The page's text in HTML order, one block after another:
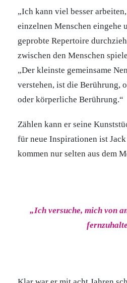
„Ich kann viel besser
einzelnen Menschen eingehe
geprobte Repertoire
zwischen den Menschen
„Der kleinste gemeinsame
verstehen, ist die Berührung,
oder körperliche Berührung.“
Zählen kann er seine
für neue Inspirationen ist
kommen nur selten aus dem
„Ich versuche, mich von